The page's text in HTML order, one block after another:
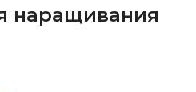
наращивания